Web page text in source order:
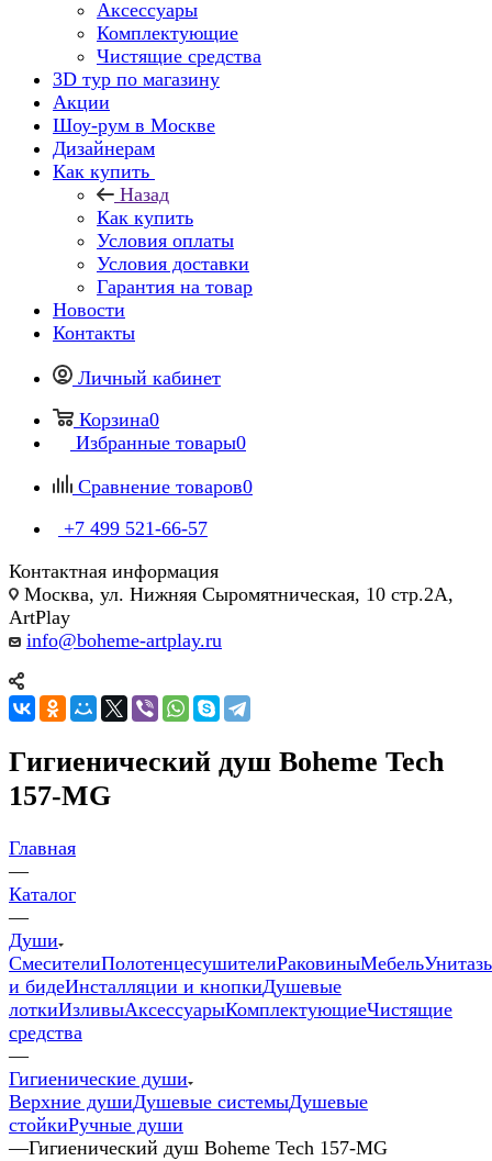
Аксессуары
Комплектующие
Чистящие средства
3D тур по магазину
Акции
Шоу-рум в Москве
Дизайнерам
Как купить
Назад
Как купить
Условия оплаты
Условия доставки
Гарантия на товар
Новости
Контакты
Личный кабинет
Корзина0
Избранные товары0
Сравнение товаров0
+7 499 521-66-57
Контактная информация
Москва, ул. Нижняя Сыромятническая, 10 стр.2А,
ArtPlay
info@boheme-artplay.ru
Гигиенический душ Boheme Tech
157-MG
Главная
—
Каталог
—
Души
СмесителиПолотенцесушителиРаковиныМебель
и бидеИнсталляции и кнопкиДушевые
лоткиИзливыАксессуарыКомплектующиеЧистящие
средства
—
Гигиенические души
Верхние душиДушевые системыДушевые
стойкиРучные души
—Гигиенический душ Boheme Tech 157-MG